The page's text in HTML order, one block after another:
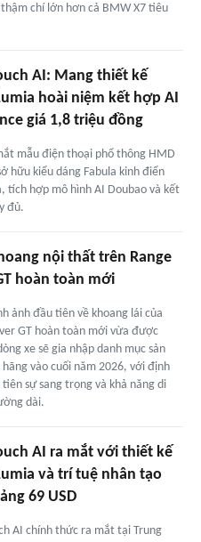
chí lớn hơn cả BMW X7 tiêu
AI: Mang thiết kế
hoài niệm kết hợp AI
giá 1,8 triệu đồng
mẫu điện thoại phổ thông HMD
hữu kiểu dáng Fabula kinh điển
tích hợp mô hình AI Doubao và kết
đủ.
nội thất trên Range
hoàn toàn mới
ảnh đầu tiên về khoang lái của
GT hoàn toàn mới vừa được
xe sẽ gia nhập danh mục sản
hãng vào cuối năm 2026, với định
sự sang trọng và khả năng di
dài.
AI ra mắt với thiết kế
và trí tuệ nhân tạo
69 USD
AI chính thức ra mắt tại Trung